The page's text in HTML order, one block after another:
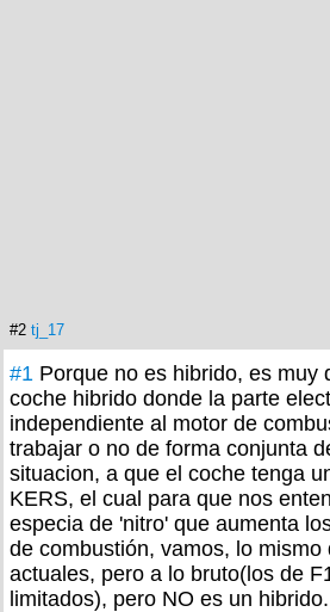
#2 tj_17
#1 Porque no es hibrido, es muy
coche hibrido donde la parte
independiente al motor de
trabajar o no de forma conjunta
situacion, a que el coche tenga
KERS, el cual para que nos
especia de 'nitro' que aumenta
de combustión, vamos, lo mismo
actuales, pero a lo bruto(los de
limitados), pero NO es un hibrido.